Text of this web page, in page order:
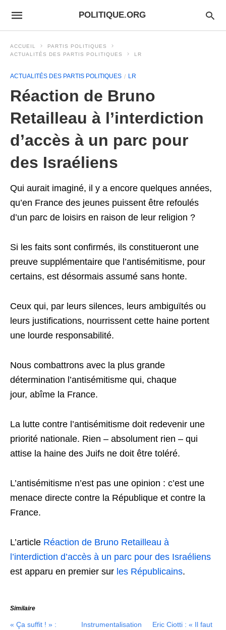
POLITIQUE.ORG
ACCUEIL
PARTIS POLITIQUES
ACTUALITÉS DES PARTIS POLITIQUES
LR
ACTUALITÉS DES PARTIS POLITIQUES LR
Réaction de Bruno
Retailleau à l’interdiction
d’accès à un parc pour
des Israéliens
Qui aurait imaginé, il y a encore quelques années,
qu’en France des jeunes puissent être refoulés
d’un parc de loisirs en raison de leur religion ?
Si les faits sont confirmés, ils constitueront une
preuve supplémentaire que l’antisémitisme, pour
certains, est désormais assumé sans honte.
Ceux qui, par leurs silences, leurs ambiguïtés ou
leurs justifications, nourrissent cette haine portent
une lourde responsabilité.
Nous combattrons avec la plus grande
détermination l’antisémitisme qui, chaque
jour, abîme la France.
La lutte contre l’antisémitisme doit redevenir une
priorité nationale. Rien – absolument rien – qui
attise la haine des Juifs ne doit être toléré.
L’antisémitisme n’est pas une opinion : c’est une
menace directe contre la République et contre la
France.
L’article Réaction de Bruno Retailleau à
l’interdiction d’accès à un parc pour des Israéliens
est apparu en premier sur les Républicains.
Similaire
« Ça suffit ! » :
Instrumentalisation
Eric Ciotti : « Il faut